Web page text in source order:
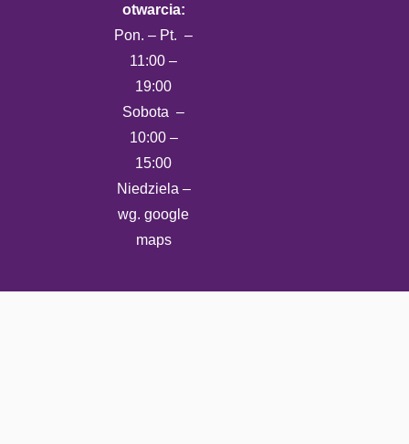
otwarcia:
Pon. – Pt. –
11:00 –
19:00
Sobota –
10:00 –
15:00
Niedziela –
wg. google
maps